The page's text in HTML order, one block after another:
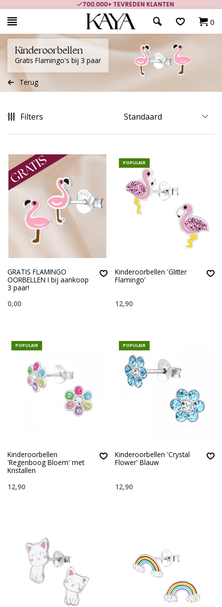
700.000+ TEVREDEN KLANTEN
0
Kinderoorbellen
Gratis Flamingo's bij 3 paar
Terug
Filters
GRATIS FLAMINGO
OORBELLEN I bij aankoop
3 paar!
0,00
POPULAIR
Kinderoorbellen 'Glitter
Flamingo'
12,90
POPULAIR
Kinderoorbellen
'Regenboog Bloem' met
Kristallen
12,90
POPULAIR
Kinderoorbellen 'Crystal
Flower' Blauw
12,90